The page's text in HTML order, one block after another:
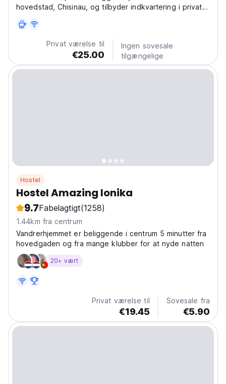
hovedstad, Chisinau, og tilbyder indkvartering i private
Privat værelse til
€25.00
Ingen sovesale
tilgængelige
Hostel
Hostel Amazing Ionika
9.7Fabelagtigt(1258)
1.44km fra centrum
Vandrerhjemmet er beliggende i centrum 5 minutter fra
hovedgaden og fra mange klubber for at nyde natten
20+ vært
Privat værelse til
€19.45
Sovesale fra
€5.90